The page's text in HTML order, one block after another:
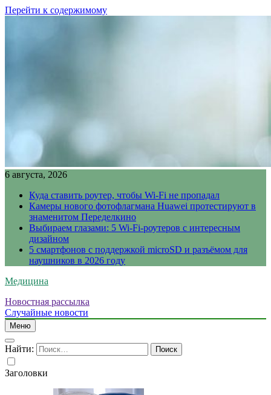
Перейти к содержимому
6 августа, 2026
Куда ставить роутер, чтобы Wi-Fi не пропадал
Камеры нового фотофлагмана Huawei протестируют в
знаменитом Переделкино
Выбираем глазами: 5 Wi-Fi-роутеров с интересным
дизайном
5 смартфонов с поддержкой microSD и разъёмом для
наушников в 2026 году
Медицина
Новостная рассылка
Случайные новости
Меню
Найти:
Заголовки